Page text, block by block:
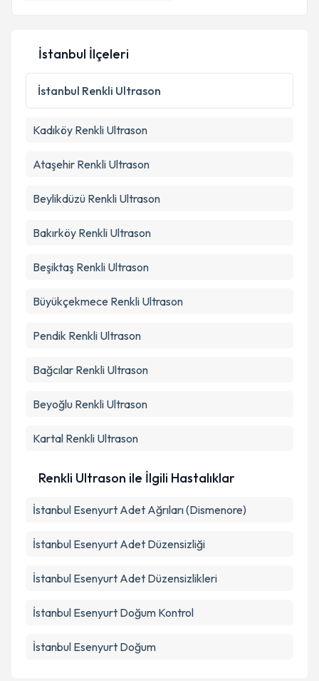
İstanbul İlçeleri
İstanbul Renkli Ultrason
Kadıköy Renkli Ultrason
Ataşehir Renkli Ultrason
Beylikdüzü Renkli Ultrason
Bakırköy Renkli Ultrason
Beşiktaş Renkli Ultrason
Büyükçekmece Renkli Ultrason
Pendik Renkli Ultrason
Bağcılar Renkli Ultrason
Beyoğlu Renkli Ultrason
Kartal Renkli Ultrason
Renkli Ultrason ile İlgili Hastalıklar
İstanbul Esenyurt Adet Ağrıları (Dismenore)
İstanbul Esenyurt Adet Düzensizliği
İstanbul Esenyurt Adet Düzensizlikleri
İstanbul Esenyurt Doğum Kontrol
İstanbul Esenyurt Doğum